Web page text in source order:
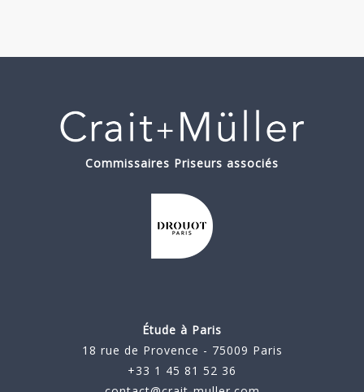
Commissaires Priseurs associés
Étude à Paris
18 rue de Provence - 75009 Paris
+33 1 45 81 52 36